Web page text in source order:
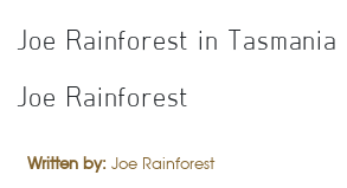
Joe Rainforest in Tasmania
Joe Rainforest
Written by: Joe Rainforest